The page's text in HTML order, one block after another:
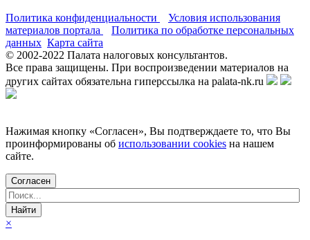
Политика конфиденциальности
Условия использования
материалов портала
Политика по обработке персональных
данных Карта сайта
© 2002-2022 Палата налоговых консультантов.
Все права защищены. При воспроизведении материалов на
других сайтах обязательна гиперссылка на palata-nk.ru
Нажимая кнопку «Согласен», Вы подтверждаете то, что Вы
проинформированы об использовании cookies на нашем
сайте.
Согласен
×